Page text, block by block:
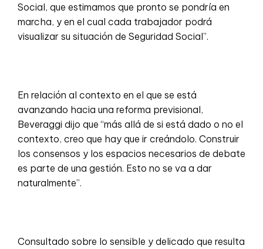
Social, que estimamos que pronto se pondría en
marcha, y en el cual cada trabajador podrá
visualizar su situación de Seguridad Social”.
En relación al contexto en el que se está
avanzando hacia una reforma previsional,
Beveraggi dijo que “más allá de si está dado o no el
contexto, creo que hay que ir creándolo. Construir
los consensos y los espacios necesarios de debate
es parte de una gestión. Esto no se va a dar
naturalmente”.
Consultado sobre lo sensible y delicado que resulta